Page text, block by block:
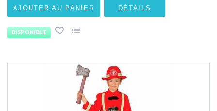
AJOUTER AU PANIER DÉTAILS
DISPONIBLE